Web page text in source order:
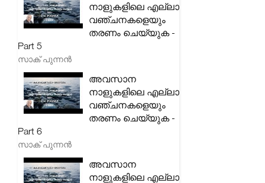
നാളുകളിലെ എല്ലാ
വഞ്ചനകളെയും
തരണം ചെയ്യുക -
Part 5
സാക് പുന്നൻ
അവസാന
നാളുകളിലെ എല്ലാ
വഞ്ചനകളെയും
തരണം ചെയ്യുക -
Part 6
സാക് പുന്നൻ
അവസാന
നാളുകളിലെ എല്ലാ